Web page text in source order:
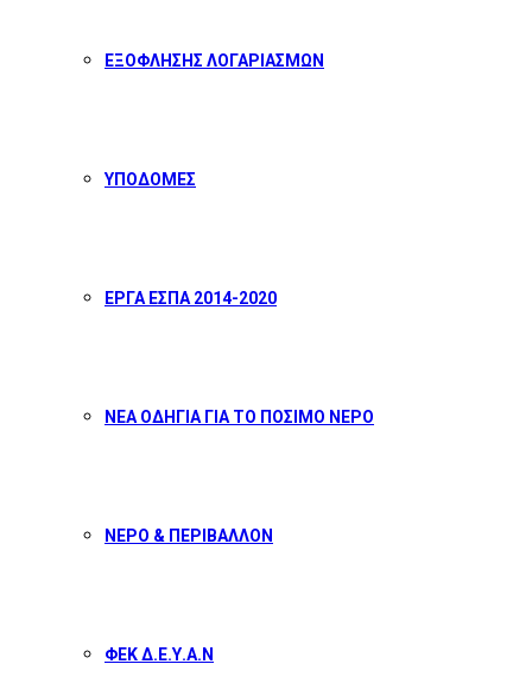
ΕΞΟΦΛΗΣΗΣ ΛΟΓΑΡΙΑΣΜΩΝ
ΥΠΟΔΟΜΕΣ
ΕΡΓΑ ΕΣΠΑ 2014-2020
ΝΕΑ ΟΔΗΓΙΑ ΓΙΑ ΤΟ ΠΟΣΙΜΟ ΝΕΡΟ
ΝΕΡΟ & ΠΕΡΙΒΑΛΛΟΝ
ΦΕΚ Δ.Ε.Υ.Α.Ν